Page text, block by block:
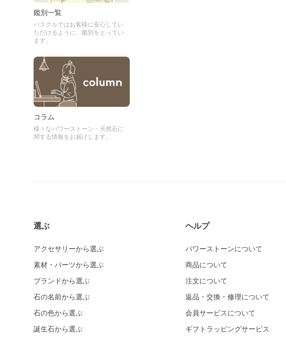
鑑別一覧
パスクルではお客様に安心してい
ただけるように、鑑別をとってい
ます。
コラム
様々なパワーストーン・天然石に
関する情報をお届けします。
選ぶ
アクセサリーから選ぶ
素材・パーツから選ぶ
ブランドから選ぶ
石の名前から選ぶ
石の色から選ぶ
誕生石から選ぶ
ヘルプ
パワーストーンについて
商品について
注文について
返品・交換・修理について
会員サービスについて
ギフトラッピングサービス